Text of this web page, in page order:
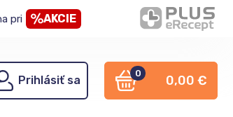
pri AKCIE
Prihlásiť sa
0 0,00 €